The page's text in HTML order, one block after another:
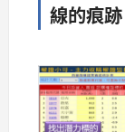
線的痕跡